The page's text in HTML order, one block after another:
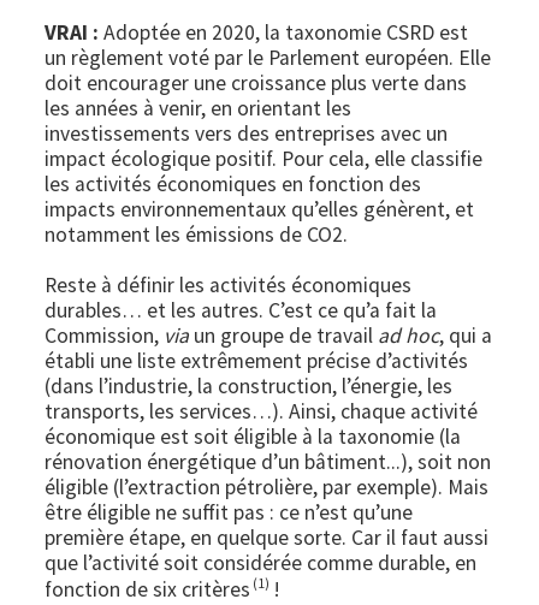
VRAI : Adoptée en 2020, la taxonomie CSRD est
un règlement voté par le Parlement européen. Elle
doit encourager une croissance plus verte dans
les années à venir, en orientant les
investissements vers des entreprises avec un
impact écologique positif. Pour cela, elle classifie
les activités économiques en fonction des
impacts environnementaux qu’elles génèrent, et
notamment les émissions de CO2.
Reste à définir les activités économiques
durables… et les autres. C’est ce qu’a fait la
Commission, via un groupe de travail ad hoc, qui a
établi une liste extrêmement précise d’activités
(dans l’industrie, la construction, l’énergie, les
transports, les services…). Ainsi, chaque activité
économique est soit éligible à la taxonomie (la
rénovation énergétique d’un bâtiment...), soit non
éligible (l’extraction pétrolière, par exemple). Mais
être éligible ne suffit pas : ce n’est qu’une
première étape, en quelque sorte. Car il faut aussi
que l’activité soit considérée comme durable, en
fonction de six critères (1) !